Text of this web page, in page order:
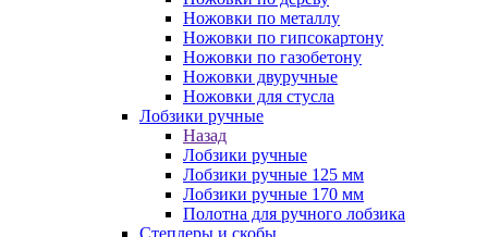
Ножовки по металлу
Ножовки по гипсокартону
Ножовки по газобетону
Ножовки двуручные
Ножовки для стусла
Лобзики ручные
Назад
Лобзики ручные
Лобзики ручные 125 мм
Лобзики ручные 170 мм
Полотна для ручного лобзика
Степлеры и скобы